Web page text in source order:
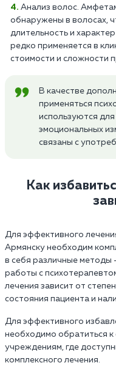
Анализ волос.
обнаружены в волосах,
длительность и
редко применяется в
стоимости и сложности
В качестве
применяться
используются
эмоциональных
связаны с
Как
Для эффективного
Армянску необходим
в себя различные методы
работы с
лечения зависит от
состояния пациента и
Для эффективного
необходимо обратиться
учреждениям, где
комплексного лечения.